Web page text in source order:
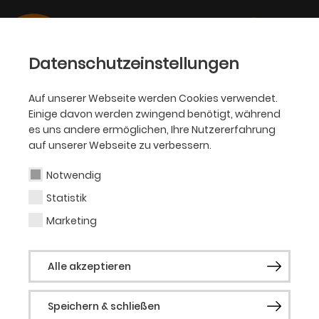
Datenschutzeinstellungen
Auf unserer Webseite werden Cookies verwendet.
Einige davon werden zwingend benötigt, während
es uns andere ermöglichen, Ihre Nutzererfahrung
auf unserer Webseite zu verbessern.
Notwendig
Statistik
Marketing
Alle akzeptieren
Speichern & schließen
PHILHARMONIKER
Hugh Wolff
Dirigat (Gast)
Der amerikanische Dirigent Hugh Wolff
wurde 1953 in Paris als Kind
amerikanischer Eltern geboren und
verbrachte seine frühen Jahre in London